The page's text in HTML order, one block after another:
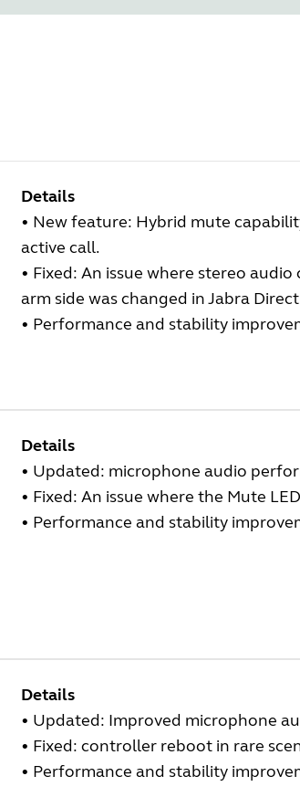
Details
• New feature: Hybrid mute
active call.
• Fixed: An issue where stereo
arm side was changed in Jabra
• Performance and stability
Details
• Updated: microphone audio
• Fixed: An issue where the Mute
• Performance and stability
Details
• Updated: Improved microphone
• Fixed: controller reboot in rare
• Performance and stability